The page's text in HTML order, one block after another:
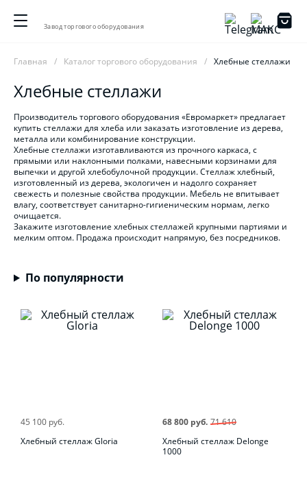
Завод торгового оборудования
Главная Каталог торгового оборудования Хлебные стеллажи
Хлебные стеллажи
Производитель торгового оборудования «Евромаркет» предлагает
купить стеллажи для хлеба или заказать изготовление из дерева,
металла или комбинирование конструкции.
Хлебные стеллажи изготавливаются из прочного каркаса, с
прямыми или наклонными полками, навесными корзинами для
выпечки и другой хлебобулочной продукции. Стеллаж хлебный,
изготовленный из дерева, экологичен и надолго сохраняет
свежесть и полезные свойства продукции. Мебель не впитывает
влагу, соответствует санитарно-гигиеническим нормам, легко
очищается.
Закажите изготовление хлебных стеллажей крупными партиями и
мелким оптом. Продажа происходит напрямую, без посредников.
По популярности
45 100 руб.
Хлебный стеллаж Gloria
68 800 руб. 71 610
Хлебный стеллаж Delonge
1000